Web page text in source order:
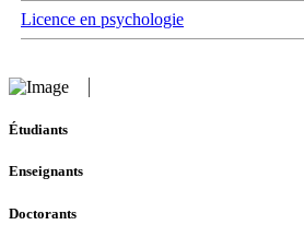
Licence en psychologie
Étudiants
Enseignants
Doctorants